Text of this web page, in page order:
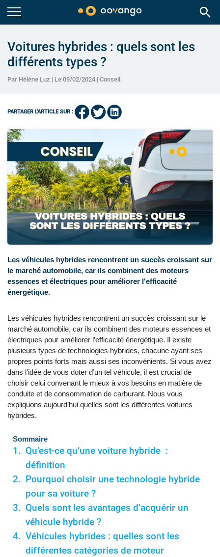
search
Voitures hybrides : quels sont les
différents types ?
Par Hélène Luz | Le 09/02/2024 | Conseil
PARTAGER L'ARTICLE SUR :
Les véhicules hybrides rencontrent un succès croissant sur
le marché automobile, car ils combinent des moteurs
essences et électriques pour améliorer l'efficacité
énergétique.
Les véhicules hybrides rencontrent un succès croissant sur le
marché automobile, car ils combinent des moteurs essences et
électriques pour améliorer l’efficacité énergétique. Il existe
plusieurs types de technologies hybrides, chacune ayant ses
propres points forts mais aussi ses inconvénients. Si vous avez
dans l’idée de vous doter d’un tel véhicule, il est crucial de
choisir celui convenant le mieux à vos besoins en matière de
conduite et de consommation de carburant. Nous vous
expliquons aujourd’hui quelles sont les différentes voitures
hybrides.
Sommaire
Qu’est-ce qu’une voiture hybride :
définition
Pourquoi choisir une technologie hybride
pour sa voiture ?
Quels sont les avantages d’acquérir un
véhicule hybride ?
Véhicules hybrides : quelles sont les
différentes catégories de moteur